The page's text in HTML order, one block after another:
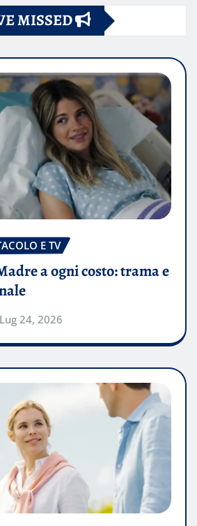
MISSED
E TV
a ogni costo: trama e
Lug 24, 2026